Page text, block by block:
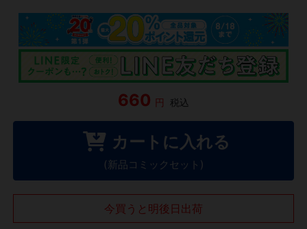
660 円 税込
カートに入れる
(新品コミックセット)
今買うと明後日出荷